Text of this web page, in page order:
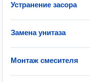
Устранение засора
Замена унитаза
Монтаж смесителя